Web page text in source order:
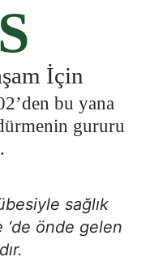
İçin
bu yana
gururu
sağlık
‘de önde gelen